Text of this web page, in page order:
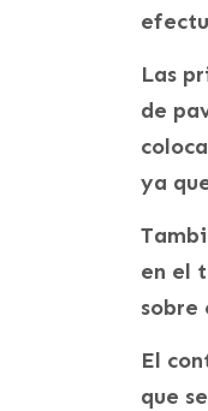
Las
de
ya
en el
sobre
El
que